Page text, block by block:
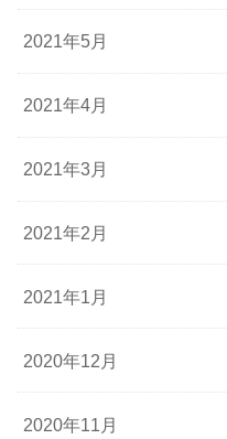
2021年5月
2021年4月
2021年3月
2021年2月
2021年1月
2020年12月
2020年11月